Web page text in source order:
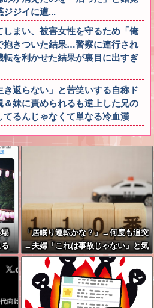
ジジイに遭...
まい、被害女性を守るため「俺
抱きついた結果…警察に連行され
を利かせた結果が裏目に出すぎ
返らない」と苦笑いする自称ド
妹に責められるも逆上した兄の
るんじゃなくて単なる冷血漢
ス
「居眠り運転かな？」→何度も追突
→夫婦「これは事故じゃない」と気
付く…